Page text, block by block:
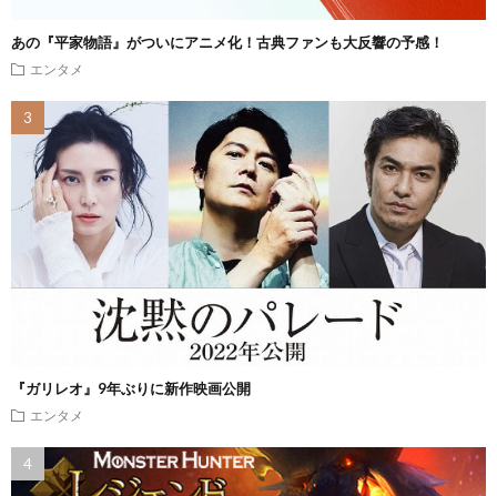
あの『平家物語』がついにアニメ化！古典ファンも大反響の予感！
エンタメ
『ガリレオ』9年ぶりに新作映画公開
エンタメ